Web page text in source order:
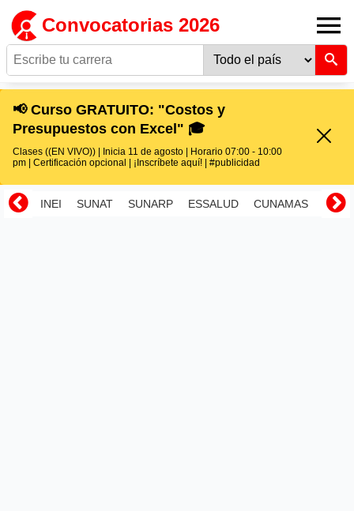
Convocatorias 2026
📢 Curso GRATUITO: "Costos y
Presupuestos con Excel" 🎓
Clases ((EN VIVO)) | Inicia 11 de agosto | Horario 07:00 - 10:00
pm | Certificación opcional | ¡Inscríbete aquí! | #publicidad
INEI SUNAT SUNARP ESSALUD CUNAMAS